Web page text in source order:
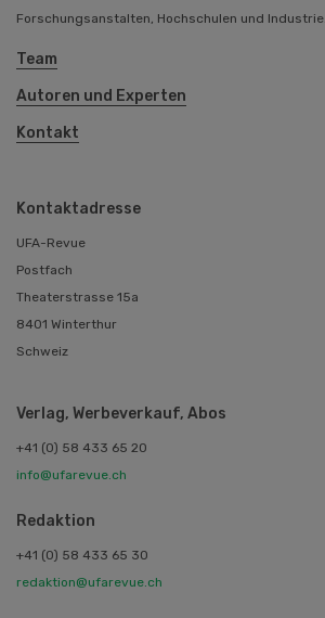
Forschungsanstalten, Hochschulen und Industrie.
Team
Autoren und Experten
Kontakt
Kontaktadresse
UFA-Revue
Postfach
Theaterstrasse 15a
8401 Winterthur
Schweiz
Verlag, Werbeverkauf, Abos
+41 (0) 58 433 65 20
info@ufarevue.ch
Redaktion
+41 (0) 58 433 65 30
redaktion@ufarevue.ch